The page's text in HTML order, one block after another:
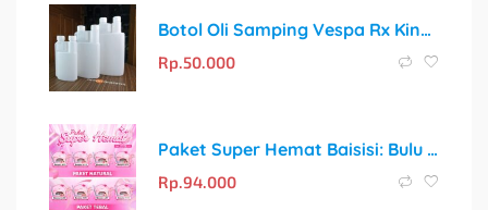
Botol Oli Samping Vespa Rx King: Takaran Oli yang Akurat untuk Setiap Perjalanan
Rp.50.000
Paket Super Hemat Baisisi: Bulu Mata Palsu + Tweezer + Lash Glue + Penjepit Sunflower
Rp.94.000